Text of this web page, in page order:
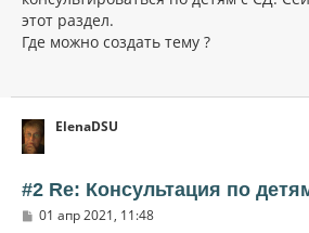
щ
е
н
и
этот раздел.
Где можно создать тему ?
ElenaDSU
#2 Re: Консультация по
С01 апр 2021, 11:48